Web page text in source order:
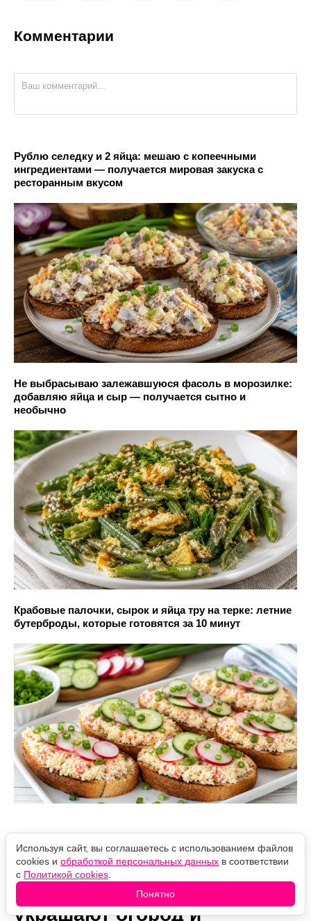
Комментарии
Рублю селедку и 2 яйца: мешаю с копеечными
ингредиентами — получается мировая закуска с
ресторанным вкусом
Не выбрасываю залежавшуюся фасоль в морозилке:
добавляю яйца и сыр — получается сытно и
необычно
Крабовые палочки, сырок и яйца тру на терке: летние
бутерброды, которые готовятся за 10 минут
Бархатцы больше не сажаю:
выбрала 5 цветов, которые
украшают огород и
Используя сайт, вы соглашаетесь с использованием файлов
cookies и обработкой персональных данных в соответствии
с Политикой cookies
Понятно